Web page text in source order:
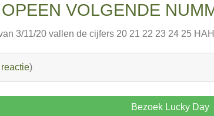
VOLGENDE
3/11/20 vallen de cijfers 20 21 22 23 24 25
reactie)
Bezoek Lucky Day